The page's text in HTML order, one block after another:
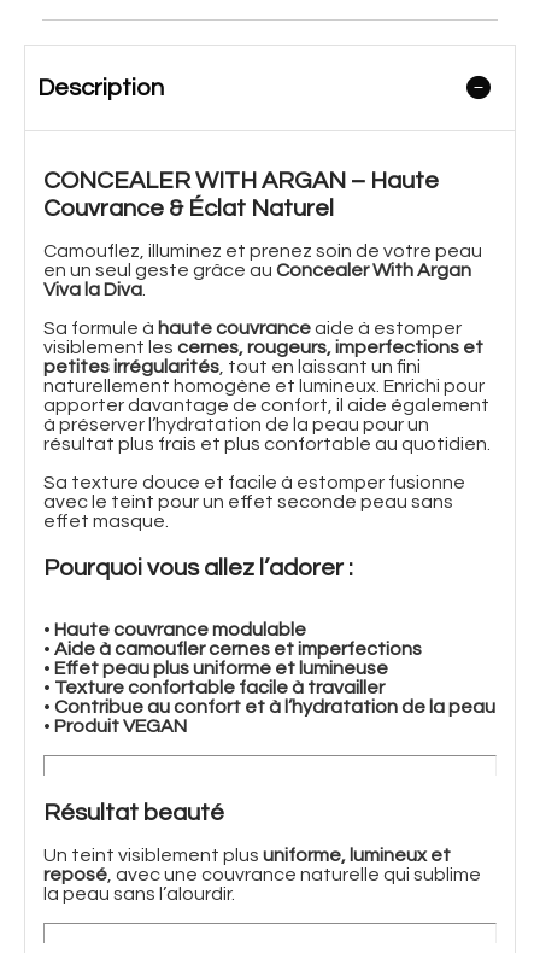
Description
CONCEALER WITH ARGAN – Haute
Couvrance & Éclat Naturel
Camouflez, illuminez et prenez soin de votre peau
en un seul geste grâce au Concealer With Argan
Viva la Diva
Sa formule à haute couvranceaide à estomper
visiblement les cernes, rougeurs, imperfections et
petites irrégularités , tout en laissant un fini
naturellement homogène et lumineux. Enrichi pour
apporter davantage de confort, il aide également
à préserver l’hydratation de la peau pour un
résultat plus frais et plus confortable au quotidien.
Sa texture douce et facile à estomper fusionne
avec le teint pour un effet seconde peau sans
effet masque.
Pourquoi vous allez l’adorer :
• Haute couvrance modulable
• Aide à camoufler cernes et imperfections
• Effet peau plus uniforme et lumineuse
• Texture confortable facile à travailler
• Contribue au confort et à l’hydratation de la peau
• Produit VEGAN
Résultat beauté
Un teint visiblement plus uniforme, lumineux et
reposé , avec une couvrance naturelle qui sublime
la peau sans l’alourdir.